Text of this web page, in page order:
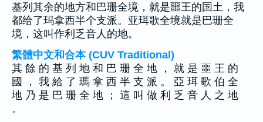
基列其余的地方和巴珊全境，就是噩王的国土，我
都给了玛拿西半个支派。亚珥歌全境就是巴珊全
境，这叫作利乏音人的地。
繁體中文和合本 (CUV Traditional)
其 餘 的 基 列 地 和 巴 珊 全 地 ， 就 是 噩 王 的
國 ， 我 給 了 瑪 拿 西 半 支 派 。 亞 珥 歌 伯 全
地 乃 是 巴 珊 全 地 ； 這 叫 做 利 乏 音 人 之 地
。